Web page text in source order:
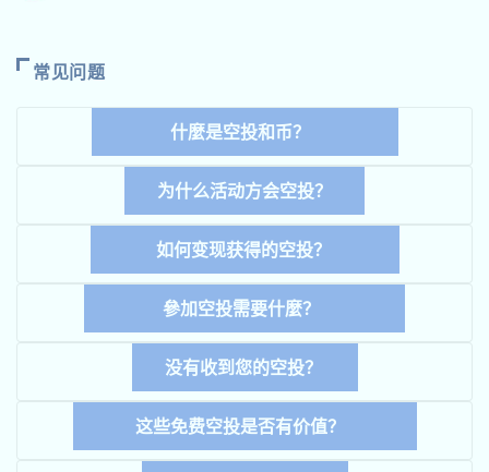
常见问题
什麼是空投和币？
为什么活动方会空投？
如何变现获得的空投？
參加空投需要什麼？
没有收到您的空投？
这些免费空投是否有价值？